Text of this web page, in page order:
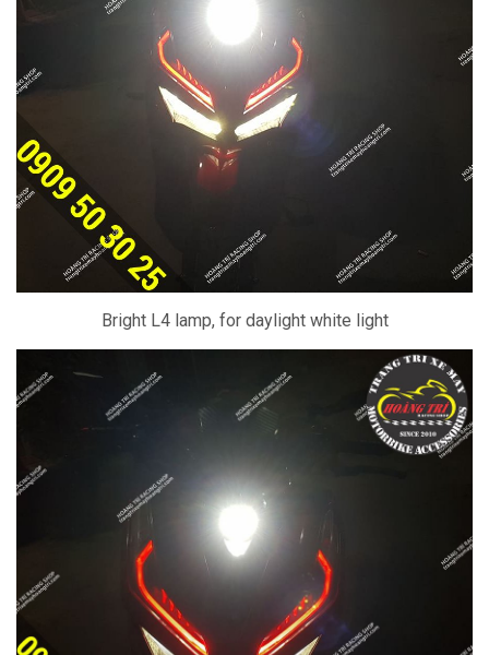
Bright L4 lamp, for daylight white light